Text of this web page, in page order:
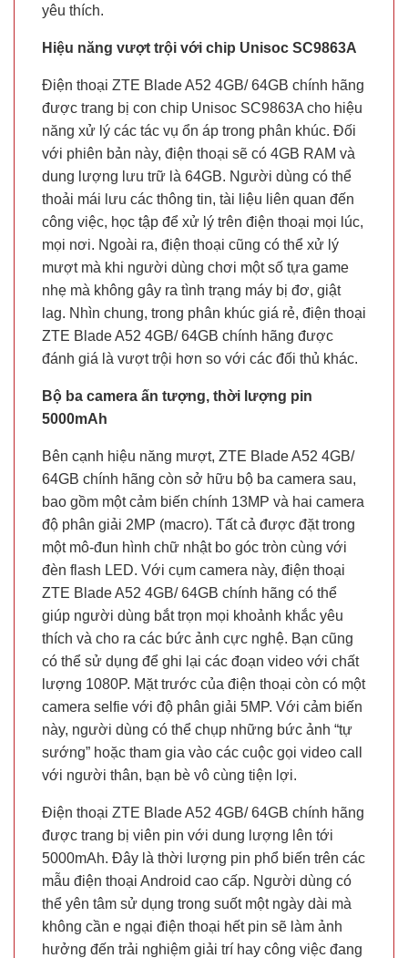
yêu thích.
Hiệu năng vượt trội với chip Unisoc SC9863A
Điện thoại ZTE Blade A52 4GB/ 64GB chính hãng
được trang bị con chip Unisoc SC9863A cho hiệu
năng xử lý các tác vụ ổn áp trong phân khúc. Đối
với phiên bản này, điện thoại sẽ có 4GB RAM và
dung lượng lưu trữ là 64GB. Người dùng có thể
thoải mái lưu các thông tin, tài liệu liên quan đến
công việc, học tập để xử lý trên điện thoại mọi lúc,
mọi nơi. Ngoài ra, điện thoại cũng có thể xử lý
mượt mà khi người dùng chơi một số tựa game
nhẹ mà không gây ra tình trạng máy bị đơ, giật
lag. Nhìn chung, trong phân khúc giá rẻ, điện thoại
ZTE Blade A52 4GB/ 64GB chính hãng được
đánh giá là vượt trội hơn so với các đối thủ khác.
Bộ ba camera ấn tượng, thời lượng pin
5000mAh
Bên cạnh hiệu năng mượt, ZTE Blade A52 4GB/
64GB chính hãng còn sở hữu bộ ba camera sau,
bao gồm một cảm biến chính 13MP và hai camera
độ phân giải 2MP (macro). Tất cả được đặt trong
một mô-đun hình chữ nhật bo góc tròn cùng với
đèn flash LED. Với cụm camera này, điện thoại
ZTE Blade A52 4GB/ 64GB chính hãng có thể
giúp người dùng bắt trọn mọi khoảnh khắc yêu
thích và cho ra các bức ảnh cực nghệ. Bạn cũng
có thể sử dụng để ghi lại các đoạn video với chất
lượng 1080P. Mặt trước của điện thoại còn có một
camera selfie với độ phân giải 5MP. Với cảm biến
này, người dùng có thể chụp những bức ảnh “tự
sướng” hoặc tham gia vào các cuộc gọi video call
với người thân, bạn bè vô cùng tiện lợi.
Điện thoại ZTE Blade A52 4GB/ 64GB chính hãng
được trang bị viên pin với dung lượng lên tới
5000mAh. Đây là thời lượng pin phổ biến trên các
mẫu điện thoại Android cao cấp. Người dùng có
thể yên tâm sử dụng trong suốt một ngày dài mà
không cần e ngại điện thoại hết pin sẽ làm ảnh
hưởng đến trải nghiệm giải trí hay công việc đang